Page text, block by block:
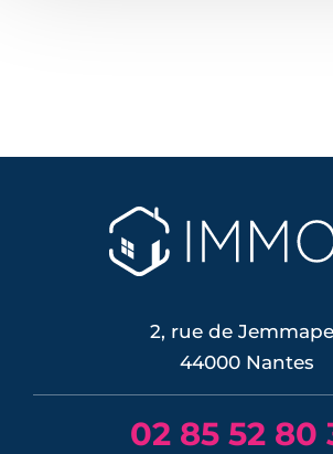
2, rue de
44000 Nantes
02 85 52 80